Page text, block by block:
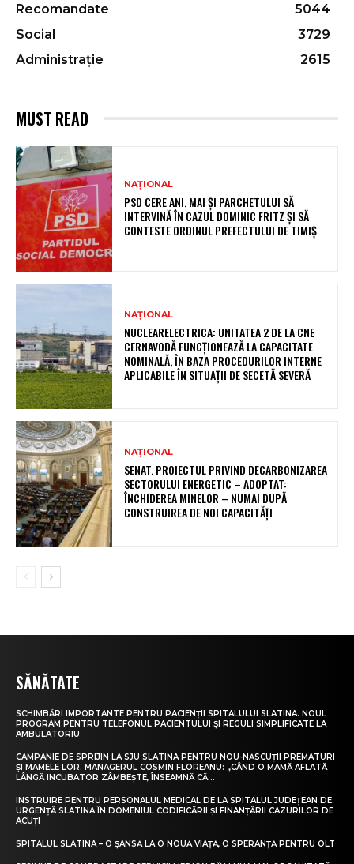
Recomandate
5044
Social
3729
Administrație
2615
MUST READ
NAȚIONAL
PSD CERE ANI, MAI ȘI PARCHETULUI SĂ
INTERVINĂ ÎN CAZUL DOMINIC FRITZ ȘI SĂ
CONTESTE ORDINUL PREFECTULUI DE TIMIȘ
NAȚIONAL
NUCLEARELECTRICA: UNITATEA 2 DE LA CNE
CERNAVODĂ FUNCȚIONEAZĂ LA CAPACITATE
NOMINALĂ, ÎN BAZA PROCEDURILOR INTERNE
APLICABILE ÎN SITUAȚII DE SECETĂ SEVERĂ
NAȚIONAL
SENAT. PROIECTUL PRIVIND DECARBONIZAREA
SECTORULUI ENERGETIC – ADOPTAT:
ÎNCHIDEREA MINELOR – NUMAI DUPĂ
CONSTRUIREA DE NOI CAPACITĂȚI
SĂNĂTATE
SCHIMBĂRI IMPORTANTE PENTRU PACIENȚII SPITALULUI SLATINA. NOUL
PROGRAM PENTRU TELEFONUL PACIENTULUI ȘI REGULI SIMPLIFICATE LA
AMBULATORIU
CAMPANIE DE SPRIJIN LA SJU SLATINA PENTRU NOU-NĂSCUȚII PREMATURI
ȘI MAMELE LOR. MANAGERUL COSMIN FLOREANU: „CÂND O MAMĂ AFLATĂ
LÂNGĂ INCUBATOR ZÂMBEȘTE, ÎNSEAMNĂ CĂ...
INSTRUIRE PENTRU PERSONALUL MEDICAL DE LA SPITALUL JUDEȚEAN DE
URGENȚĂ SLATINA ÎN DOMENIUL CODIFICĂRII ȘI FINANȚĂRII CAZURILOR DE
ACUȚI
SPITALUL SLATINA – O ȘANSĂ LA O NOUĂ VIAȚĂ, O SPERANȚĂ PENTRU OLT